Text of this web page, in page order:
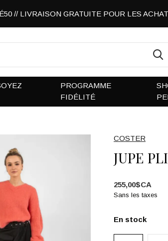
PROGRAMME
FIDÉLITÉ
// LIVRAISON GRATUITE POUR LES
COSTER
JUPE
255,00$CA
Sans les taxes
En stock